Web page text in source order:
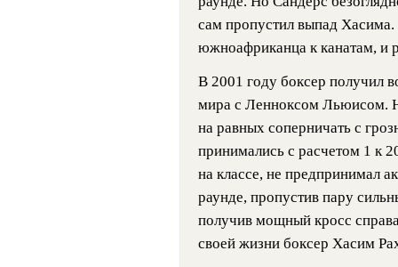
сам пропустил выпад
южноафриканца к канатам, и
В 2001 году боксер получил
мира с Ленноксом Льюисом.
на равных соперничать с
принимались с расчетом 1 к
на классе, не предпринимал
раунде, пропустив пару
получив мощный кросс
своей жизни боксер Хасим